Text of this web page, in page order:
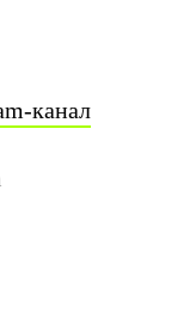
канал